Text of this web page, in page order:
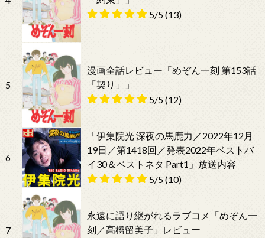
5/5(13)
5
漫画全話レビュー「めぞん一刻 第153話
「契り」」
5/5(12)
6
「伊集院光 深夜の馬鹿力／2022年12月
19日／第1418回／発表2022年ベストバ
イ30＆ベストネタ Part1」放送内容
5/5(10)
7
永遠に語り継がれるラブコメ「めぞん一
刻／高橋留美子」レビュー